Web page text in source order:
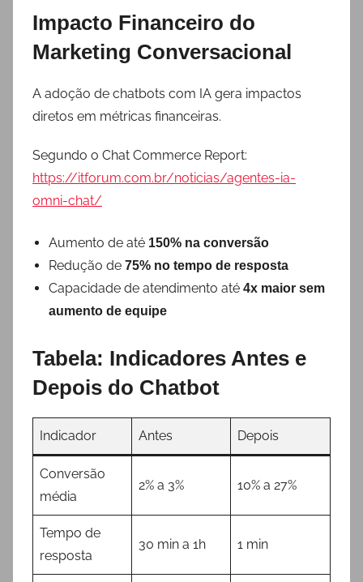
Impacto Financeiro do
Marketing Conversacional
A adoção de chatbots com IA gera impactos
diretos em métricas financeiras.
Segundo o Chat Commerce Report:
https://itforum.com.br/noticias/agentes-ia-
omni-chat/
Aumento de até 150% na conversão
Redução de 75% no tempo de resposta
Capacidade de atendimento até 4x maior sem
aumento de equipe
Tabela: Indicadores Antes e
Depois do Chatbot
Indicador Antes Depois
Conversão
média
2% a 3% 10% a 27%
Tempo de
resposta
30 min a 1h 1 min